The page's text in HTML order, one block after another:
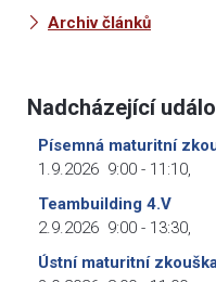
Archiv článků
Nadcházející
Písemná maturitní
1.9.2026 9:00 - 11:10
Teambuilding 4.V
2.9.2026 9:00 - 13:30
Ústní maturitní